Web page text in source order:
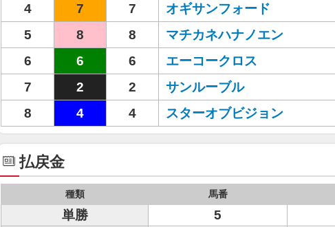
4
7 7 オギサンフォード
5
8 8 マチカネハナノエン
6
6 6 エーコークロス
7
2 2 サンルーブル
8
4 4 スターオブビジョン
払戻金
種類 馬番
単勝 5